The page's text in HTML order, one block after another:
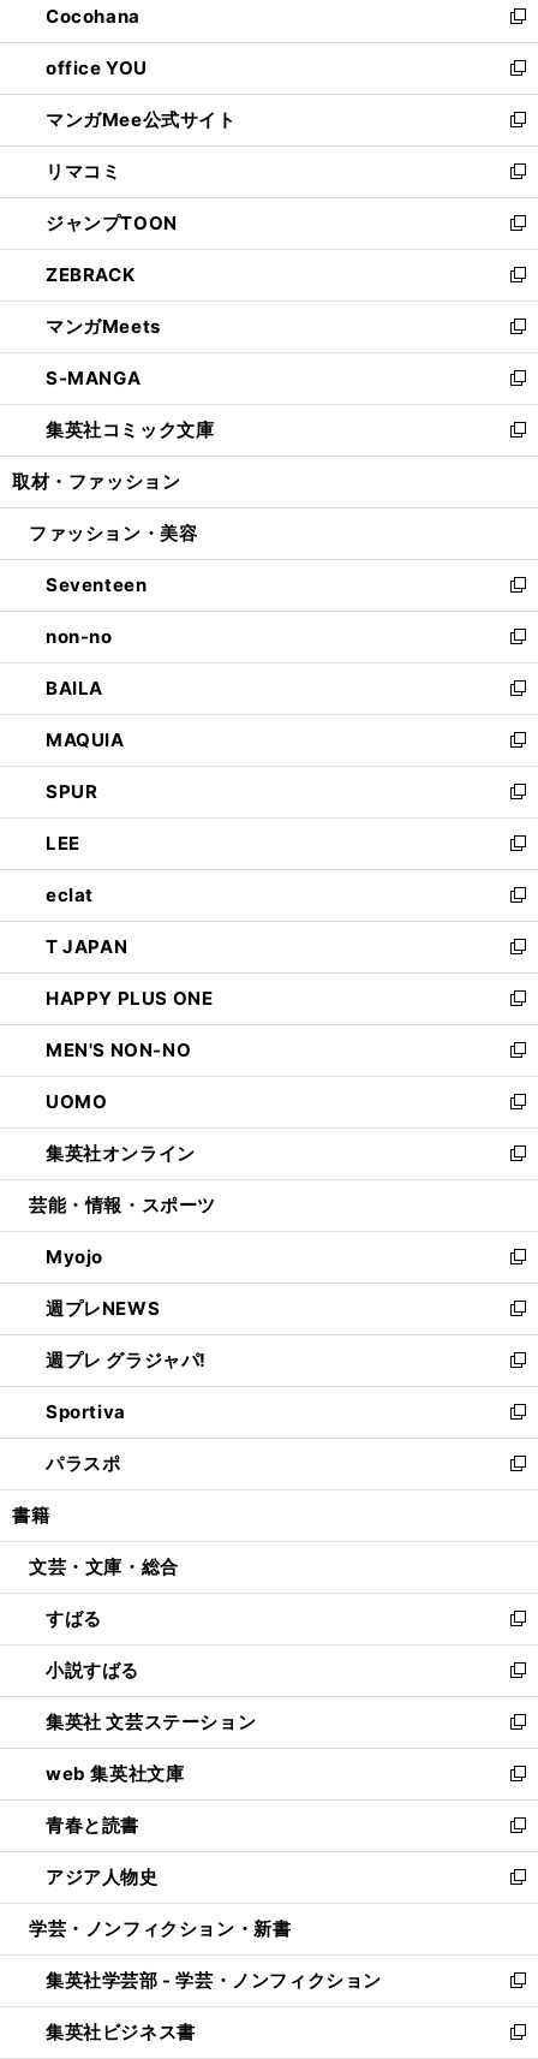
く
で
開
く
ド
ウ
で
開
く
い
ウ
ィ
ン
ド
ウ
で
開
く
Cocohana
新
し
い
ウ
ィ
ン
ド
ウ
で
開
く
office YOU
新
し
い
ウ
ィ
ン
ド
ウ
で
開
く
マンガMee公式サイト
新
し
い
ウ
ィ
ン
ド
ウ
で
開
く
リマコミ
新
し
い
ウ
ィ
ン
ド
ウ
で
開
く
ジャンプTOON
新
し
い
ウ
ィ
ン
ド
ウ
で
開
ZEBRACK
新
し
い
ウ
ィ
ン
ド
ウ
開
マンガMeets
新
し
い
ウ
ィ
ン
ウ
開
く
S-MANGA
新
し
い
ウ
ン
ウ
で
開
く
集英社コミック文庫
新
し
ウ
ン
ド
ウ
で
開
く
取材・ファッション
ファッション・美容
Seventeen
新
し
い
ウ
ィ
ン
ド
ウ
で
開
く
non-no
新
し
い
ウ
ィ
ン
ド
ウ
で
開
く
BAILA
新
し
い
ウ
ィ
ン
ド
ウ
で
開
く
MAQUIA
新
し
い
ウ
ィ
ン
ド
ウ
で
開
く
SPUR
新
し
い
ウ
ィ
ン
ド
ウ
で
開
く
LEE
新
し
い
ウ
ィ
ン
ド
ウ
で
開
く
eclat
新
し
い
ウ
ィ
ン
ド
ウ
で
開
く
T JAPAN
新
し
い
ウ
ィ
ン
ド
ウ
で
開
HAPPY PLUS ONE
新
し
い
ウ
ィ
ン
ド
ウ
開
く
MEN'S NON-NO
新
し
い
ウ
ィ
ン
ウ
で
開
く
UOMO
新
し
い
ウ
ン
ド
ウ
で
開
く
集英社オンライン
新
し
ウ
ィ
ン
ド
ウ
で
開
く
芸能・情報・スポーツ
Myojo
新
し
い
ウ
ィ
ン
ド
ウ
で
開
週プレNEWS
新
し
い
ウ
ィ
ン
ド
ウ
開
週プレ グラジャパ!
新
し
い
ウ
ィ
ン
ウ
開
く
Sportiva
新
し
い
ウ
ン
ウ
で
開
く
パラスポ
新
し
ウ
ン
ド
ウ
で
開
く
書籍
文芸・文庫・総合
すばる
新
し
い
ウ
ィ
ン
ド
ウ
で
開
く
小説すばる
新
し
い
ウ
ィ
ン
ド
ウ
で
開
集英社 文芸ステーション
新
し
い
ウ
ィ
ン
ド
ウ
開
く
web 集英社文庫
新
し
い
ウ
ィ
ン
ウ
で
開
く
青春と読書
新
し
い
ウ
ン
ド
ウ
で
アジア人物史
新
し
ウ
ィ
ン
ド
学芸・ノンフィクション・新書
集英社学芸部 - 学芸・ノンフィクション
新
し
い
集英社ビジネス書
新